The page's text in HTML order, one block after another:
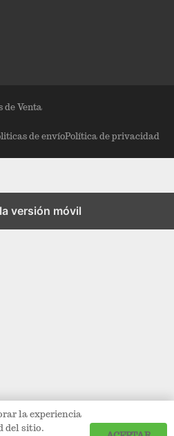
de Venta
de envíoPolítica de privacidad
versión móvil
la experiencia
del sitio.